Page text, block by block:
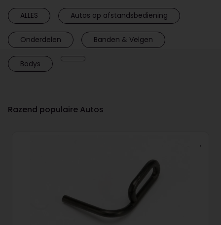
ALLES Autos op afstandsbediening
Onderdelen Banden & Velgen
Bodys
Razend populaire Autos